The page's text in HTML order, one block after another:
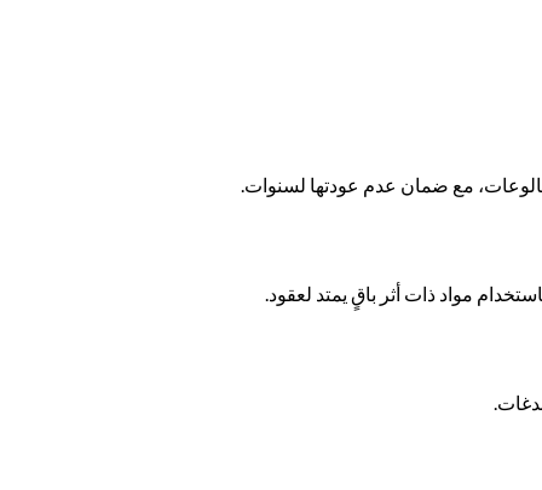
مواد ذات أثر باقٍ يمتد لعقود.